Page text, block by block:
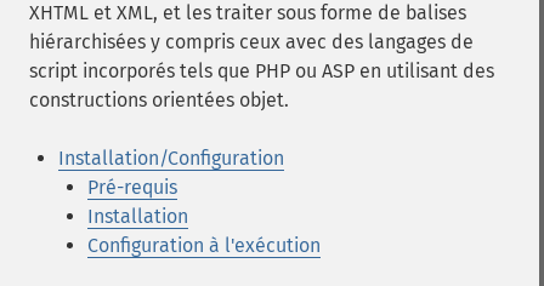
XHTML et XML, et les traiter sous forme de balises
hiérarchisées y compris ceux avec des langages de
script incorporés tels que PHP ou ASP en utilisant des
constructions orientées objet.
Installation/Configuration
Pré-requis
Installation
Configuration à l'exécution